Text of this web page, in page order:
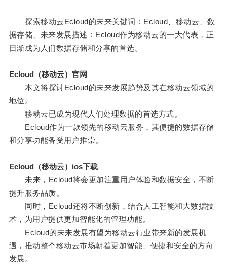
探索移动云Ecloud的未来关键词：Ecloud、移动云、数
据存储、未来发展描述：Ecloud作为移动云的一大代表，正
日渐成为人们数据存储和分享的首选。
Ecloud（移动云）官网
本文将探讨Ecloud的未来发展趋势及其在移动云领域的
地位。
移动云已成为现代人们处理数据的首选方式。
Ecloud作为一款领先的移动云服务，其便捷的数据存储
和分享功能备受用户推崇。
Ecloud（移动云）ios下载
未来，Ecloud将会更加注重用户体验和数据安全，不断
提升服务品质。
同时，Ecloud还将不断创新，结合人工智能和大数据技
术，为用户提供更加智能化的管理功能。
Ecloud的未来发展有望为移动云行业带来新的发展机
遇，推动整个移动云市场朝着更加智能、便捷和安全的方向
发展。